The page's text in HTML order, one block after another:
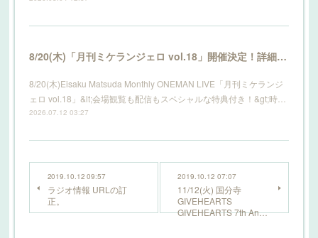
8/20(木)「月刊ミケランジェロ vol.18」開催決定！詳細はこちら！
8/20(木)Eisaku Matsuda Monthly ONEMAN LIVE「月刊ミケランジ
ェロ vol.18」&lt;会場観覧も配信もスペシャルな特典付き！&gt;時…
2026.07.12 03:27
2019.10.12 09:57
ラジオ情報 URLの訂
正。
2019.10.12 07:07
11/12(火) 国分寺
GIVEHEARTS
GIVEHEARTS 7th An…